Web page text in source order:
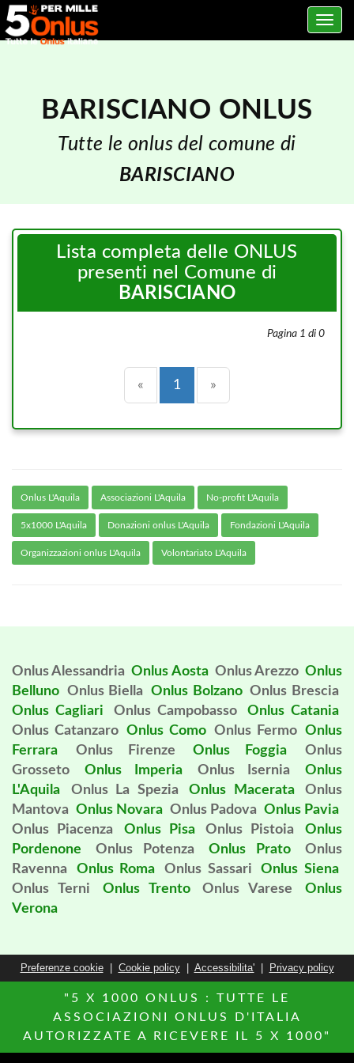
Toggle
BARISCIANO ONLUS
Tutte le onlus del comune di
BARISCIANO
Lista completa delle ONLUS
presenti nel Comune di
BARISCIANO
Pagina 1 di 0
« Precedente
1 (current)
»
Onlus L'Aquila Associazioni L'Aquila No-profit L'Aquila
5x1000 L'Aquila Donazioni onlus L'Aquila Fondazioni L'Aquila
Organizzazioni onlus L'Aquila Volontariato L'Aquila
Onlus Alessandria Onlus Aosta Onlus Arezzo Onlus
Belluno Onlus Biella Onlus Bolzano Onlus Brescia
Onlus Cagliari
Onlus Campobasso
Onlus Catania
Onlus Catanzaro Onlus Como Onlus Fermo Onlus
Ferrara
Onlus Firenze Onlus Foggia
Onlus
Grosseto
Onlus Imperia Onlus Isernia
Onlus
L'Aquila
Onlus La Spezia Onlus Macerata
Onlus
Mantova Onlus Novara Onlus Padova Onlus Pavia
Onlus Piacenza
Onlus Pisa Onlus Pistoia
Onlus
Pordenone
Onlus Potenza Onlus Prato
Onlus
Ravenna
Onlus Roma Onlus Sassari
Onlus Siena
Onlus Terni
Onlus Trento Onlus Varese
Onlus
Verona
Preferenze cookie| Cookie policy| Accessibilita'| Privacy policy
"5 X 1000 ONLUS : TUTTE LE
ASSOCIAZIONI ONLUS D'ITALIA
AUTORIZZATE A RICEVERE IL 5 X 1000"